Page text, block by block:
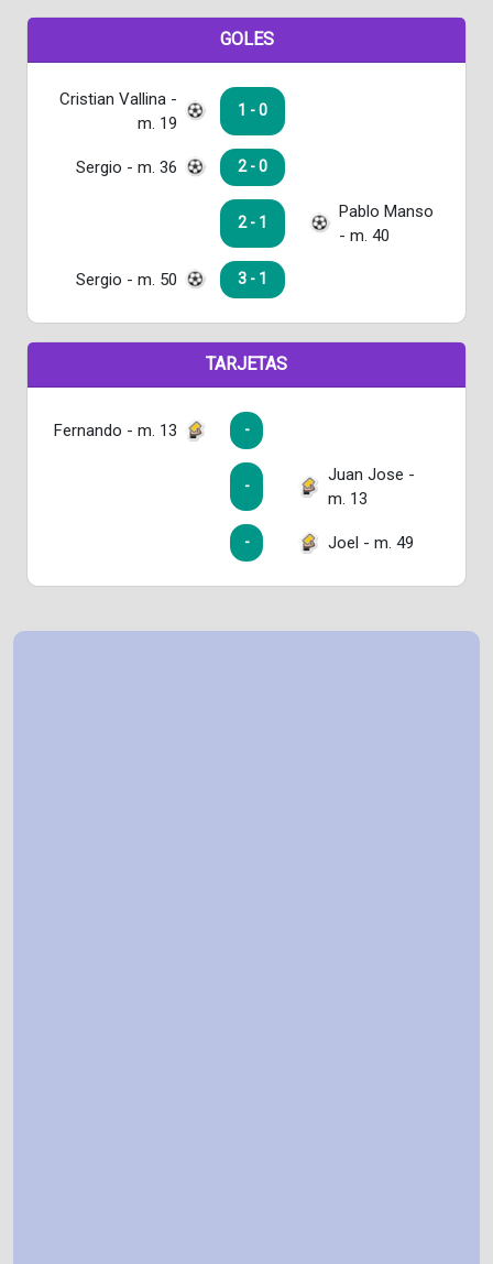
GOLES
Cristian Vallina -
m. 19
1 - 0
Sergio - m. 36 2 - 0
2 - 1
Pablo Manso
- m. 40
Sergio - m. 50 3 - 1
TARJETAS
Fernando - m. 13 -
-
Juan Jose -
m. 13
- Joel - m. 49